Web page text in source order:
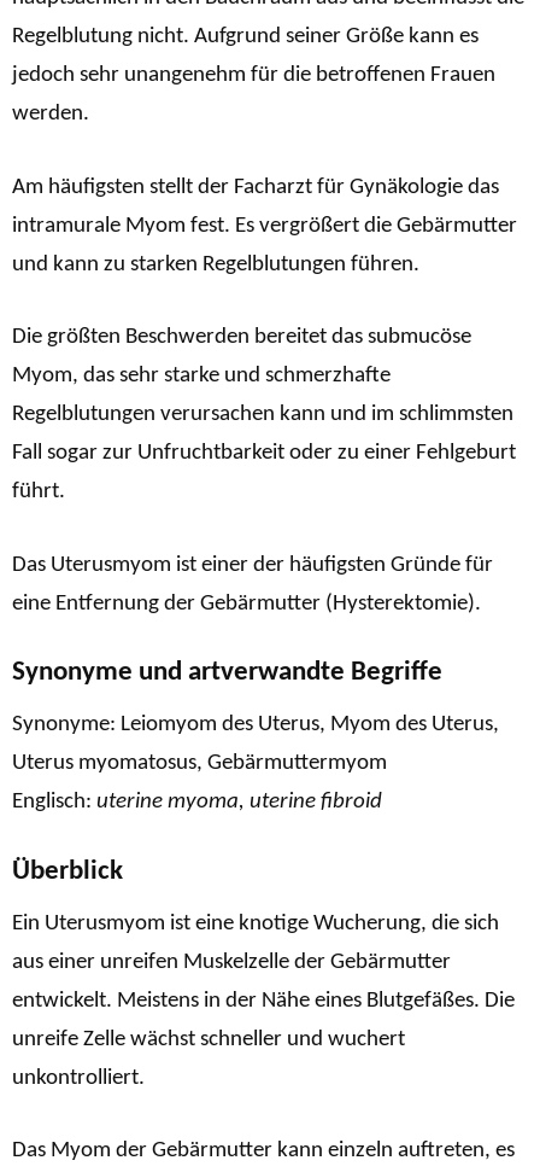
Regelblutung nicht. Aufgrund seiner Größe kann es
jedoch sehr unangenehm für die betroffenen Frauen
werden.
Am häufigsten stellt der Facharzt für Gynäkologie das
intramurale Myom fest. Es vergrößert die Gebärmutter
und kann zu starken Regelblutungen führen.
Die größten Beschwerden bereitet das submucöse
Myom, das sehr starke und schmerzhafte
Regelblutungen verursachen kann und im schlimmsten
Fall sogar zur Unfruchtbarkeit oder zu einer Fehlgeburt
führt.
Das Uterusmyom ist einer der häufigsten Gründe für
eine Entfernung der Gebärmutter (Hysterektomie).
Synonyme und artverwandte Begriffe
Synonyme: Leiomyom des Uterus, Myom des Uterus,
Uterus myomatosus, Gebärmuttermyom
Englisch: uterine myoma, uterine fibroid
Überblick
Ein Uterusmyom ist eine knotige Wucherung, die sich
aus einer unreifen Muskelzelle der Gebärmutter
entwickelt. Meistens in der Nähe eines Blutgefäßes. Die
unreife Zelle wächst schneller und wuchert
unkontrolliert.
Das Myom der Gebärmutter kann einzeln auftreten, es